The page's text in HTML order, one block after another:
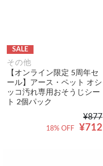
SALE
その他
【オンライン限定 5周年セ
ール】アース・ペット オシ
ッコ汚れ専用おそうじシー
ト 2個パック
¥877
¥712
18% OFF